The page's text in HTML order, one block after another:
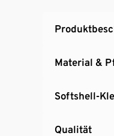
Mit
Material &
Softshell-
Qualität